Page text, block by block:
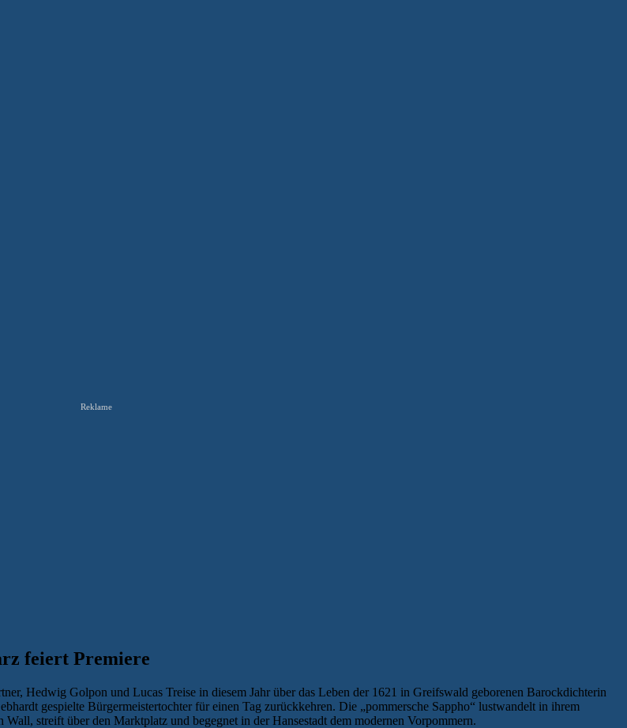
Reklame
feiert Premiere
Hedwig Golpon und Lucas Treise in diesem Jahr über das Leben der 1621 in Greifswald geborenen Barockdichterin
gespielte Bürgermeistertochter für einen Tag zurückkehren. Die „pommersche Sappho“ lustwandelt in ihrem
streift über den Marktplatz und begegnet in der Hansestadt dem modernen Vorpommern.